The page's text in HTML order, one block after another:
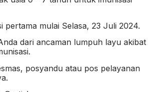
pertama mulai Selasa, 23 Juli 2024.
dari ancaman lumpuh layu akibat
posyandu atau pos pelayanan